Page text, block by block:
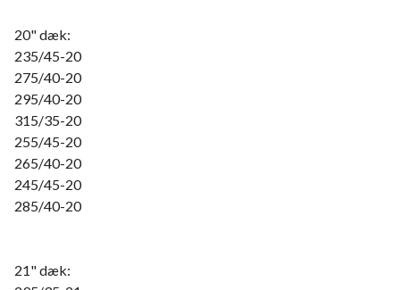
20" dæk:
235/45-20
275/40-20
295/40-20
315/35-20
255/45-20
265/40-20
245/45-20
285/40-20
21" dæk: